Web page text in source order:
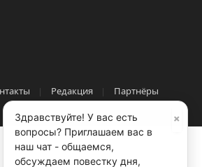
Редакция Партнёры
×
Здравствуйте! У вас есть
вопросы? Приглашаем вас в
наш чат - общаемся,
обсуждаем повестку дня,